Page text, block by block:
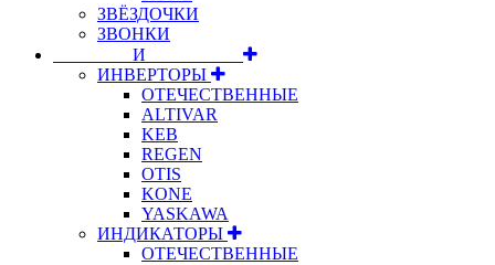
ЗВЁЗДОЧКИ
ЗВОНКИ
⠀⠀⠀⠀⠀⠀И⠀⠀⠀⠀⠀⠀⠀
ИНВЕРТОРЫ
ОТЕЧЕСТВЕННЫЕ
ALTIVAR
KEB
REGEN
OTIS
KONE
YASKAWA
ИНДИКАТОРЫ
ОТЕЧЕСТВЕННЫЕ